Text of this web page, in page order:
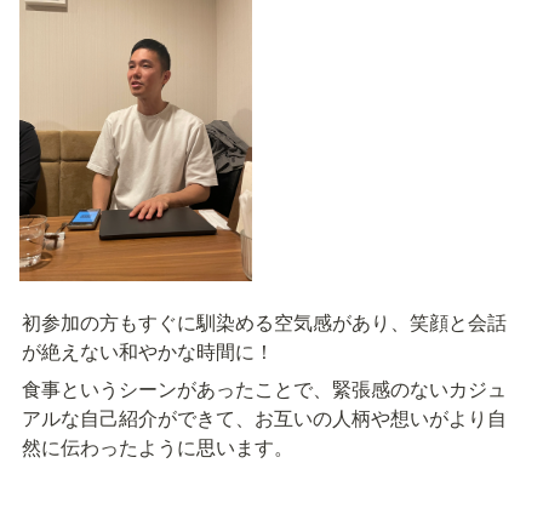
初参加の方もすぐに馴染める空気感があり、笑顔と会話
が絶えない和やかな時間に！
食事というシーンがあったことで、緊張感のないカジュ
アルな自己紹介ができて、お互いの人柄や想いがより自
然に伝わったように思います。